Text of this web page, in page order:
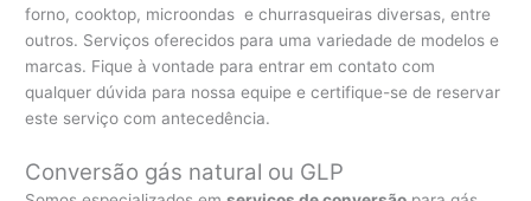
forno, cooktop, microondas e churrasqueiras diversas, entre
outros. Serviços oferecidos para uma variedade de modelos e
marcas. Fique à vontade para entrar em contato com
qualquer dúvida para nossa equipe e certifique-se de reservar
este serviço com antecedência.
Conversão gás natural ou GLP